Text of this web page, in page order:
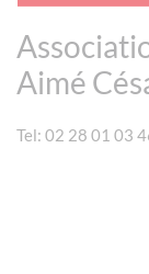
Aimé
Tel: 02 28 01 03